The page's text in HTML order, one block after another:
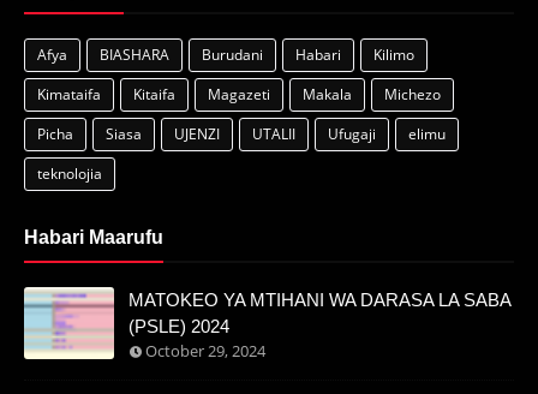
Afya BIASHARA Burudani Habari
Kilimo
Kimataifa
Kitaifa Magazeti Makala
Michezo
Picha
Siasa UJENZI UTALII Ufugaji
elimu
teknolojia
Habari Maarufu
MATOKEO YA MTIHANI WA DARASA LA SABA
(PSLE) 2024
October 29, 2024